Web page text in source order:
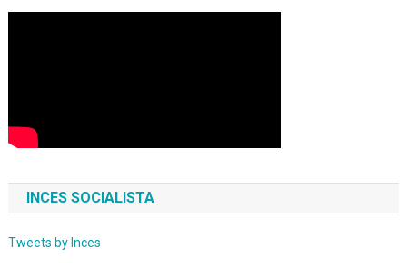
INCES SOCIALISTA
Tweets by Inces